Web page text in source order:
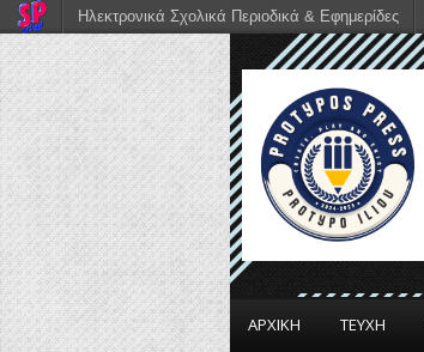
ΑΡΧΙΚΗ ΤΕΥΧΗ
Ηλεκτρονικά Σχολικά Περιοδικά & Εφημερίδες